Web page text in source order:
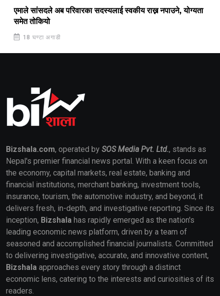
एमाले सांसदले अब परिवारका सदस्यलाई स्वकीय राख्न नपाउने, योग्यता
समेत तोकियो
18 घण्टा अगाडी
Bizshala.com, operated by SOS Media Pvt. Ltd., stands as
Nepal's premier financial news portal. With a keen focus on
the economy, capital markets, real estate, banking and
financial institutions, merchant banking, investment tools,
insurance, tourism, the automotive industry, and beyond, it
delivers fresh, in-depth, and investigative reporting. Since its
inception, Bizshala has rapidly emerged as the nation's
leading economic news platform, driven by a team of
seasoned and accomplished financial journalists. Committed
to delivering investigative, accurate, and innovative content,
Bizshala approaches every story through a distinct
economic lens, catering to the interests and curiosities of its
readers.